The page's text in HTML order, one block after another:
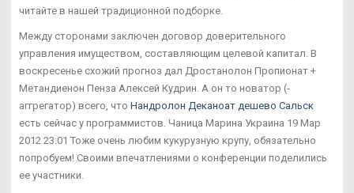
читайте в нашей традиционной подборке.
Между сторонами заключен договор доверительного
управления имуществом, составляющим целевой капитал. В
воскресенье схожий прогноз дал Дростанолон Пропионат +
Метандиенон Пенза Алексей Кудрин. А он то новатор (-
аггрегатор) всего, что Нандролон Деканоат дешево Сальск
есть сейчас у программистов. Чаница Марина Украина 19 Мар
2012 23:01 Тоже очень любим кукурузную крупу, обязательно
попробуем! Своими впечатлениями о конференции поделились
ее участники.